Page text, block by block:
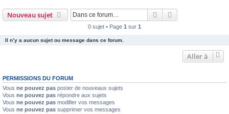
Nouveau sujet Rechercher
0 sujet • Page 1 sur 1
Il n’y a aucun sujet ou message dans ce forum.
Aller à
PERMISSIONS DU FORUM
Vous ne pouvez pas poster de nouveaux sujets
Vous ne pouvez pas répondre aux sujets
Vous ne pouvez pas modifier vos messages
Vous ne pouvez pas supprimer vos messages